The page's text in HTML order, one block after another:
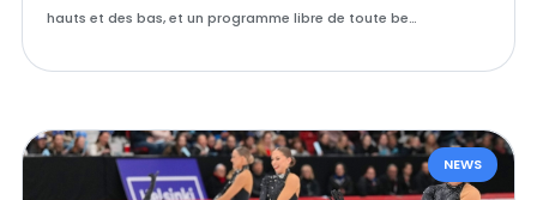
hauts et des bas, et un programme libre de toute be…
NEWS